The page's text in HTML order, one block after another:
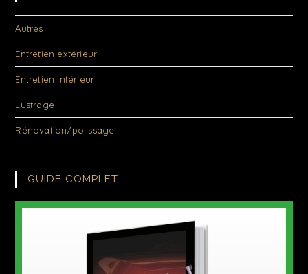
Autres
Entretien extérieur
Entretien intérieur
Lustrage
Rénovation/polissage
GUIDE COMPLET